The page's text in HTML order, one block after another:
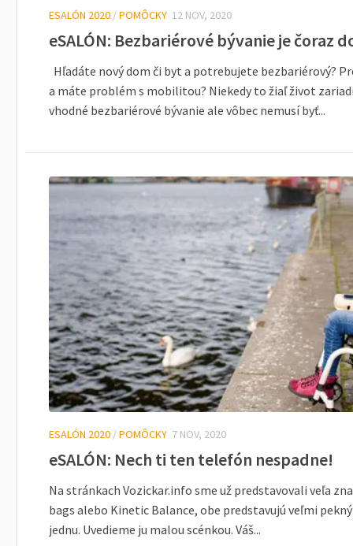
ESALÓN 2020 /POMÔCKY 12 NOV, 2020
eSALÓN: Bezbariérové bývanie je čoraz
Hľadáte nový dom či byt a potrebujete bezbariérový?
a máte problém s mobilitou? Niekedy to žiaľ život
vhodné bezbariérové bývanie ale vôbec nemusí byť...
ESALÓN 2020 /POMÔCKY 7 NOV, 2020
eSALÓN: Nech ti ten telefón nespadne!
Na stránkach Vozickar.info sme už predstavovali veľa
bags alebo Kinetic Balance, obe predstavujú veľmi
jednu. Uvedieme ju malou scénkou. Váš...